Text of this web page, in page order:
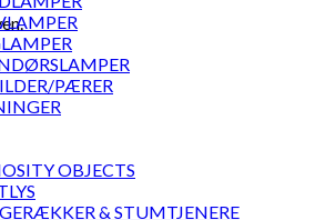
PÆRER
OBJECTS
& STUMTJENERE